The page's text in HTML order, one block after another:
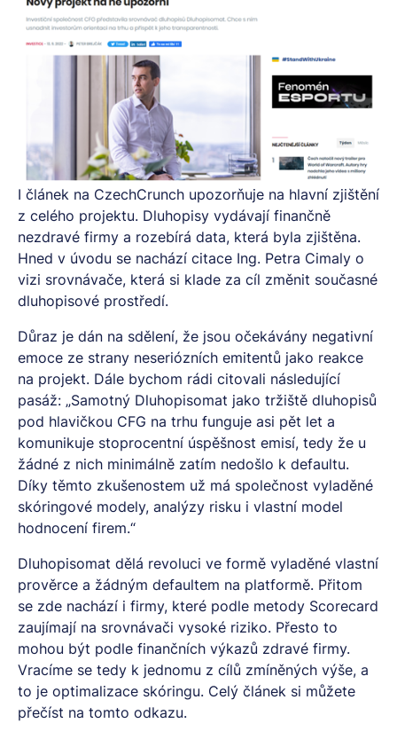
I článek na CzechCrunch upozorňuje na hlavní zjištění
z celého projektu. Dluhopisy vydávají finančně
nezdravé firmy a rozebírá data, která byla zjištěna.
Hned v úvodu se nachází citace Ing. Petra Cimaly o
vizi srovnávače, která si klade za cíl změnit současné
dluhopisové prostředí.
Důraz je dán na sdělení, že jsou očekávány negativní
emoce ze strany neseriózních emitentů jako reakce
na projekt. Dále bychom rádi citovali následující
pasáž: „Samotný Dluhopisomat jako tržiště dluhopisů
pod hlavičkou CFG na trhu funguje asi pět let a
komunikuje stoprocentní úspěšnost emisí, tedy že u
žádné z nich minimálně zatím nedošlo k defaultu.
Díky těmto zkušenostem už má společnost vyladěné
skóringové modely, analýzy risku i vlastní model
hodnocení firem.“
Dluhopisomat dělá revoluci ve formě vyladěné vlastní
prověrce a žádným defaultem na platformě. Přitom
se zde nachází i firmy, které podle metody Scorecard
zaujímají na srovnávači vysoké riziko. Přesto to
mohou být podle finančních výkazů zdravé firmy.
Vracíme se tedy k jednomu z cílů zmíněných výše, a
to je optimalizace skóringu. Celý článek si můžete
přečíst na tomto odkazu.